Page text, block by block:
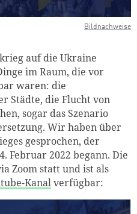
Bildnachweise
auf die Ukraine
im Raum, die vor
waren: die
Städte, die Flucht von
sogar das Szenario
Wir haben über
gesprochen, der
Februar 2022 begann. Die
Zoom statt und ist als
Kanalverfügbar: